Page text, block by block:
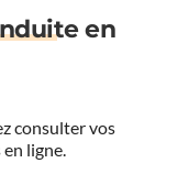
en
consulter vos
ligne.